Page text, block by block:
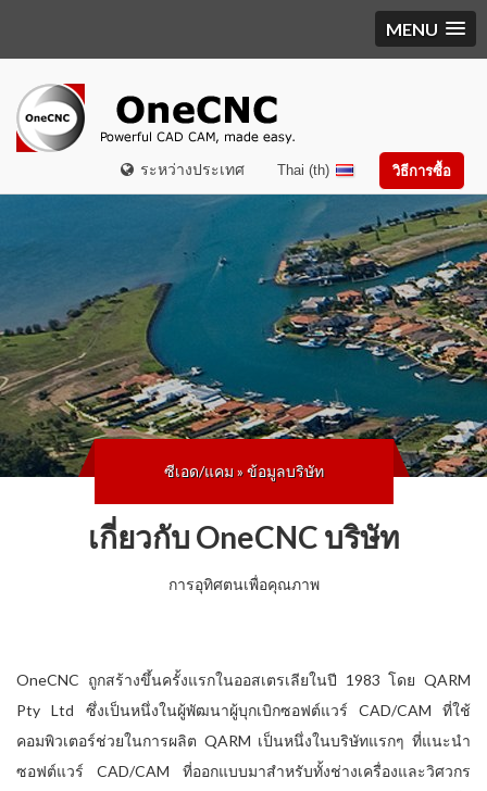
MENU
ระหว่างประเทศ วิธีการซื้อ
Thai (th)
ซีเอด/แคม»ข้อมูลบริษัท
เกี่ยวกับ OneCNC บริษัท
การอุทิศตนเพื่อคุณภาพ
OneCNC ถูกสร้างขึ้นครั้งแรกในออสเตรเลียในปี 1983 โดย QARM
Pty Ltd ซึ่งเป็นหนึ่งในผู้พัฒนาผู้บุกเบิกซอฟต์แวร์ CAD/CAM ที่ใช้
คอมพิวเตอร์ช่วยในการผลิต QARM เป็นหนึ่งในบริษัทแรกๆ ที่แนะนำ
ซอฟต์แวร์ CAD/CAM ที่ออกแบบมาสำหรับทั้งช่างเครื่องและวิศวกร